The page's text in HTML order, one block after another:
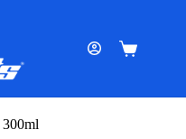
Carrinho